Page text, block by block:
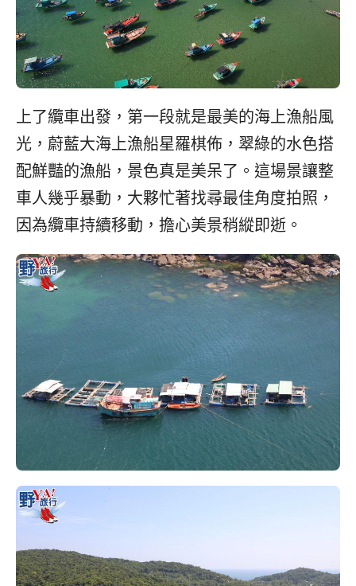
上了纜車出發，第一段就是最美的海上漁船風
光，蔚藍大海上漁船星羅棋佈，翠綠的水色搭
配鮮豔的漁船，景色真是美呆了。這場景讓整
車人幾乎暴動，大夥忙著找尋最佳角度拍照，
因為纜車持續移動，擔心美景稍縱即逝。